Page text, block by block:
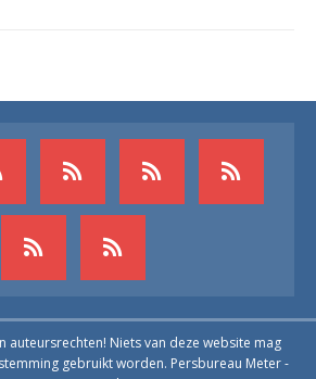
auteursrechten! Niets van deze website mag
gebruikt worden. Persbureau Meter -